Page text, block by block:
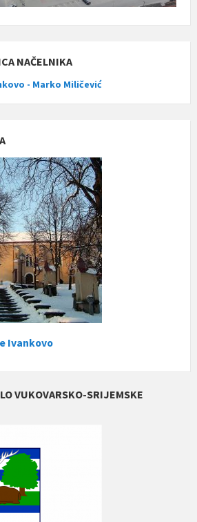
NAČELNIKA
- Marko Miličević
Ivankovo
VUKOVARSKO-SRIJEMSKE